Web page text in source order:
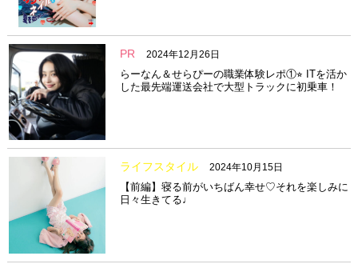
PR 2024年12月26日
らーなん＆せらぴーの職業体験レポ①⭐︎ ITを活か
した最先端運送会社で大型トラックに初乗車！
ライフスタイル 2024年10月15日
【前編】寝る前がいちばん幸せ♡それを楽しみに
日々生きてる♩